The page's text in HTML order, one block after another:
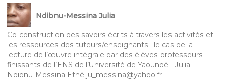
Ndibnu-Messina Julia
Co-construction des savoirs écrits à travers les activités et
les ressources des tuteurs/enseignants : le cas de la
lecture de l’œuvre intégrale par des élèves-professeurs
finissants de l’ENS de l’Université de Yaoundé I Julia
Ndibnu-Messina Ethé ju_messina@yahoo.fr